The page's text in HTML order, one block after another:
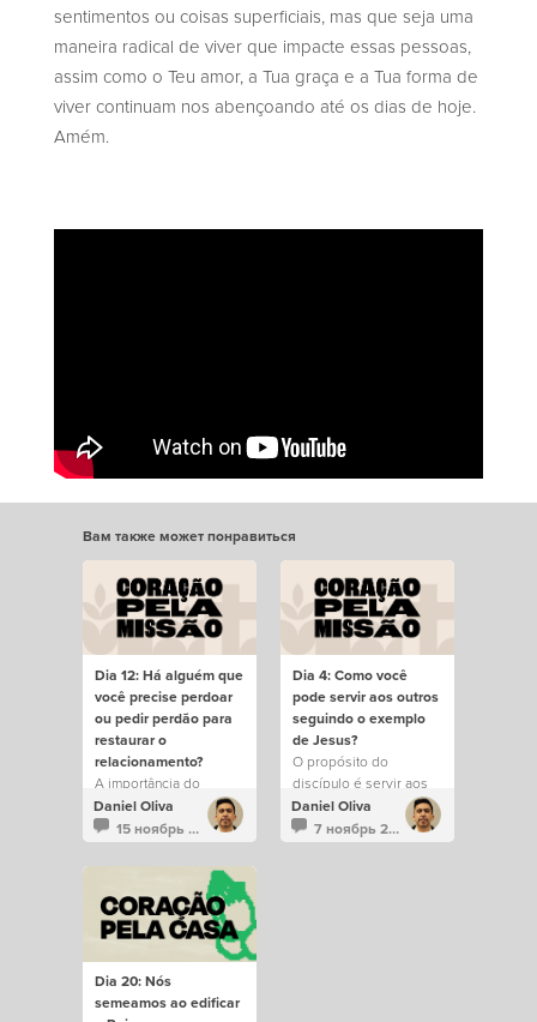
sentimentos ou coisas superficiais, mas que seja uma
maneira radical de viver que impacte essas pessoas,
assim como o Teu amor, a Tua graça e a Tua forma de
viver continuam nos abençoando até os dias de hoje.
Amém.
Вам также может понравиться
Dia 12: Há alguém que
você precise perdoar
ou pedir perdão para
restaurar o
relacionamento?
A importância do
perdão na comunidade.
Daniel Oliva
15 ноябрь 2024
Dia 4: Como você
pode servir aos outros
seguindo o exemplo
de Jesus?
O propósito do
discípulo é servir aos
outros.
Daniel Oliva
7 ноябрь 2024
Dia 20: Nós
semeamos ao edificar